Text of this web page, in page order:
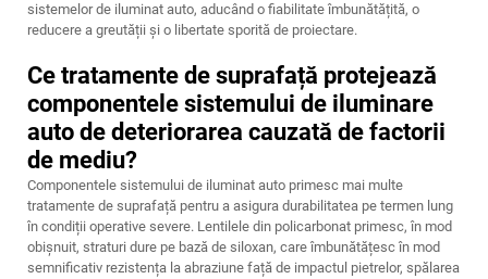
sistemelor de iluminat auto, aducând o fiabilitate îmbunătățită, o
reducere a greutății și o libertate sporită de proiectare.
Ce tratamente de suprafață protejează
componentele sistemului de iluminare
auto de deteriorarea cauzată de factorii
de mediu?
Componentele sistemului de iluminat auto primesc mai multe
tratamente de suprafață pentru a asigura durabilitatea pe termen lung
în condiții operative severe. Lentilele din policarbonat primesc, în mod
obișnuit, straturi dure pe bază de siloxan, care îmbunătățesc în mod
semnificativ rezistența la abraziune față de impactul pietrelor, spălarea